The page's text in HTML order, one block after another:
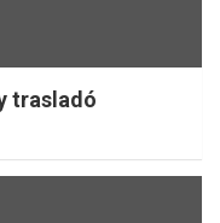
trasladó